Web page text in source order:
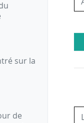
sur la
de